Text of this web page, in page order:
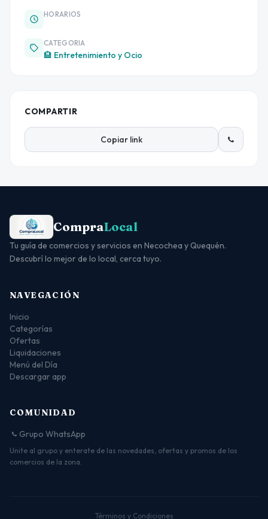
HORARIOS
CATEGORIA
🏨 Entretenimiento y Ocio
COMPARTIR
Copiar link
CompraLocal
Tu guía de comercios y servicios en Necochea y Quequén.
Descubrí lo mejor de lo local, cerca tuyo.
NAVEGACIÓN
Inicio
Categorías
Ofertas
Liquidaciones
Menú del Día
Descargar app
COMUNIDAD
Grupo WhatsApp
Unite al grupo y enterate de las novedades, ofertas y promos de los
comercios de la zona.
Términos y Condiciones